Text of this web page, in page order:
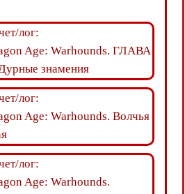
лог:
Age: Warhounds. ГЛАВА
знамения
лог:
Age: Warhounds. Волчья
лог:
Age: Warhounds.